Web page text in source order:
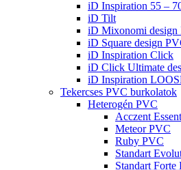
iD Inspiration 55 –
iD Tilt
iD Mixonomi design
iD Square design
iD Inspiration Click
iD Click Ultimate
iD Inspiration
Tekercses PVC burkolatok
Heterogén PVC
Acczent
Meteor PVC
Ruby PVC
Standart
Standart Forte